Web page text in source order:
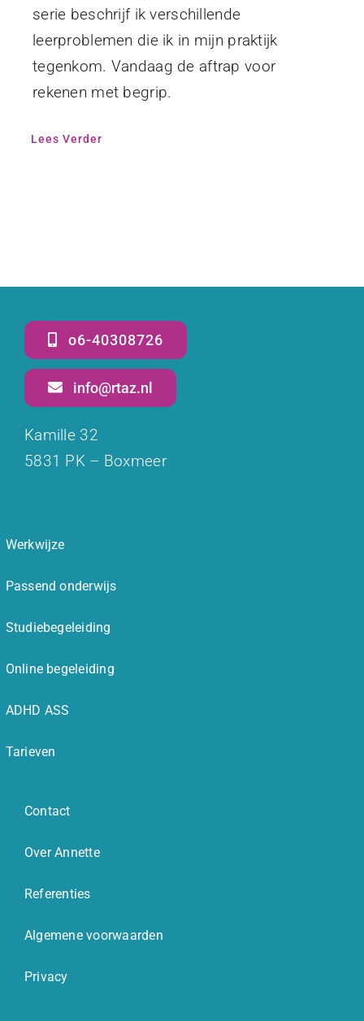
serie beschrijf ik verschillende
leerproblemen die ik in mijn praktijk
tegenkom. Vandaag de aftrap voor
rekenen met begrip.
Lees Verder
o6-40308726
info@rtaz.nl
Kamille 32
5831 PK – Boxmeer
Werkwijze
Passend onderwijs
Studiebegeleiding
Online begeleiding
ADHD ASS
Tarieven
Contact
Over Annette
Referenties
Algemene voorwaarden
Privacy